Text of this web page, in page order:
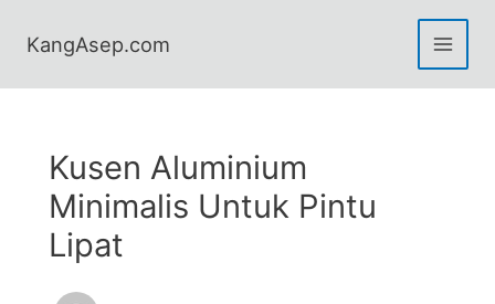
KangAsep.com
Kusen Aluminium
Minimalis Untuk Pintu
Lipat